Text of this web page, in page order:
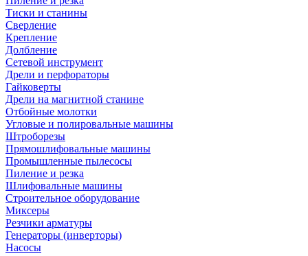
Тиски и станины
Сверление
Крепление
Долбление
Сетевой инструмент
Дрели и перфораторы
Гайковерты
Дрели на магнитной станине
Отбойные молотки
Угловые и полировальные машины
Штроборезы
Прямошлифовальные машины
Промышленные пылесосы
Пиление и резка
Шлифовальные машины
Строительное оборудование
Миксеры
Резчики арматуры
Генераторы (инверторы)
Насосы